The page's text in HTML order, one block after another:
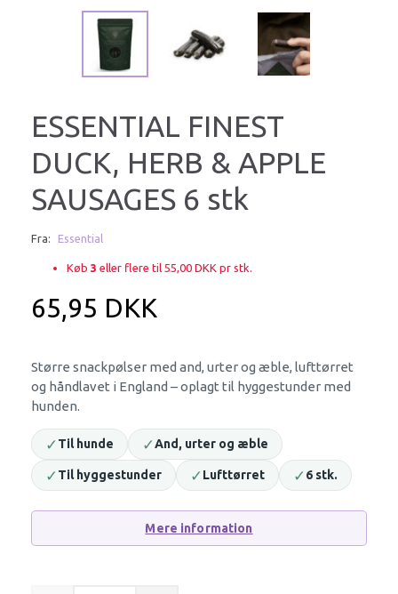
ESSENTIAL FINEST
DUCK, HERB & APPLE
SAUSAGES 6 stk
Fra: Essential
Køb 3 eller flere til 55,00 DKK pr stk.
65,95 DKK
Større snackpølser med and, urter og æble, lufttørret
og håndlavet i England – oplagt til hyggestunder med
hunden.
✓Til hunde ✓And, urter og æble
✓Til hyggestunder ✓Lufttørret ✓6 stk.
Mere information